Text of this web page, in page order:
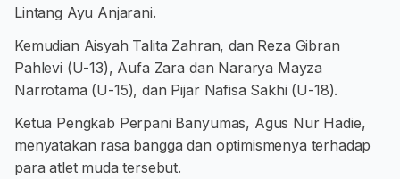
Lintang Ayu Anjarani.
Kemudian Aisyah Talita Zahran, dan Reza Gibran
Pahlevi (U-13), Aufa Zara dan Nararya Mayza
Narrotama (U-15), dan Pijar Nafisa Sakhi (U-18).
Ketua Pengkab Perpani Banyumas, Agus Nur Hadie,
menyatakan rasa bangga dan optimismenya terhadap
para atlet muda tersebut.